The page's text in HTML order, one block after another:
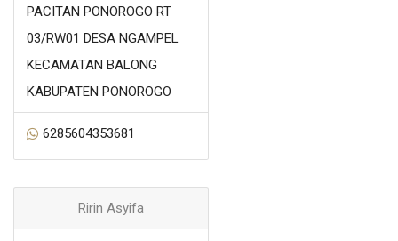
PACITAN PONOROGO RT
03/RW01 DESA NGAMPEL
KECAMATAN BALONG
KABUPATEN PONOROGO
6285604353681
Ririn Asyifa